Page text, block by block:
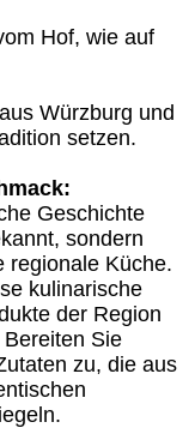
Hof, wie auf
Würzburg und
setzen.
Geschichte
sondern
regionale Küche.
kulinarische
der Region
Sie
zu, die aus